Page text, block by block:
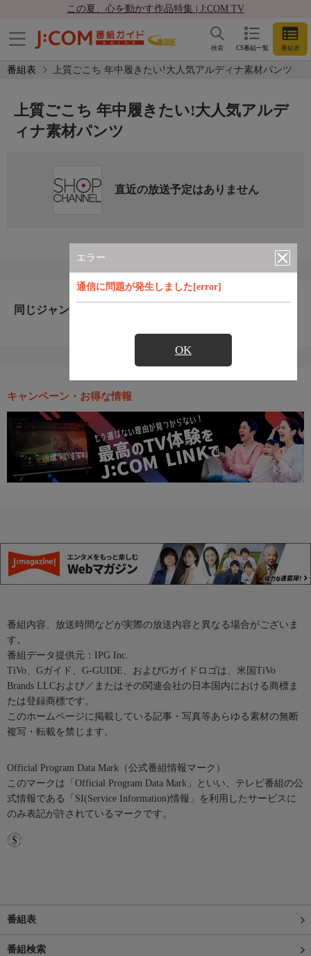
この夏、心を動かす作品特集 | J:COM TV
CS番組一覧 番組表
検索
番組表 上質ごこち 年中履きたい!大人気アルディナ素材パンツ
エラー
通信に問題が発生しました[error]
OK
上質ごこち 年中履きたい!大人気アルデ
ィナ素材パンツ
直近の放送予定はありません
同じジャンルのおすすめ番組
キャンペーン・お得な情報
番組内容、放送時間などが実際の放送内容と異なる場合がございま
す。
番組データ提供元：IPG Inc.
TiVo、Gガイド、G-GUIDE、およびGガイドロゴは、米国TiVo
Brands LLCおよび／またはその関連会社の日本国内における商標ま
たは登録商標です。
このホームページに掲載している記事・写真等あらゆる素材の無断
複写・転載を禁じます。
Official Program Data Mark（公式番組情報マーク）
このマークは「Official Program Data Mark」といい、テレビ番組の公
式情報である「SI(Service Information)情報」を利用したサービスに
のみ表記が許されているマークです。
番組表
番組検索